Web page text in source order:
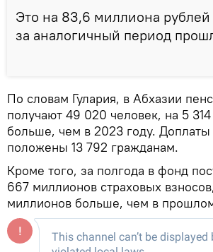
Это на 83,6 миллиона
за аналогичный период
По словам Гулария, в Абхазии
получают 49 020 человек, на 5
больше, чем в 2023 году. Доплаты
положены 13 792 гражданам.
Кроме того, за полгода в фонд
667 миллионов страховых
миллионов больше, чем в